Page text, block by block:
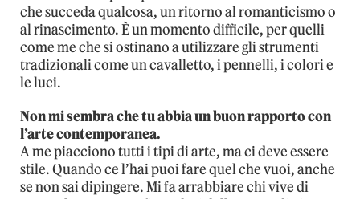
che succeda qualcosa, un ritorno al romanticismo o
al rinascimento. È un momento difficile, per quelli
come me che si ostinano a utilizzare gli strumenti
tradizionali come un cavalletto, i pennelli, i colori e
le luci.
Non mi sembra che tu abbia un buon rapporto con
l’arte contemporanea.
A me piacciono tutti i tipi di arte, ma ci deve essere
stile. Quando ce l’hai puoi fare quel che vuoi, anche
se non sai dipingere. Mi fa arrabbiare chi vive di